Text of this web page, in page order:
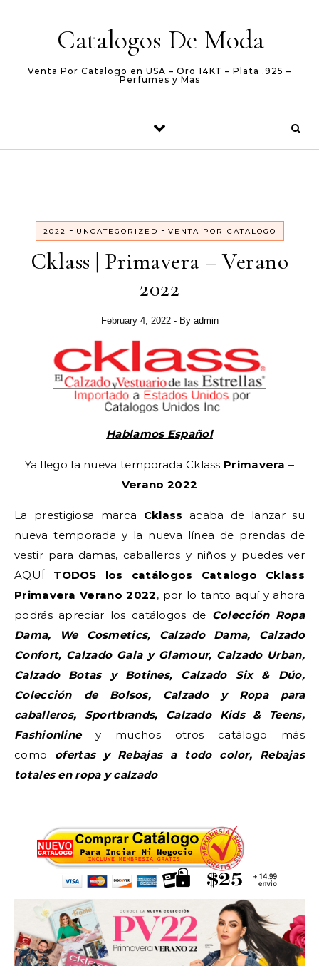
Catalogos De Moda
Venta Por Catalogo en USA – Oro 14KT – Plata .925 –
Perfumes y Mas
2022 - UNCATEGORIZED - VENTA POR CATALOGO
Cklass | Primavera – Verano
2022
February 4, 2022 - By admin
Hablamos Español
Ya llego la nueva temporada Cklass Primavera –
Verano 2022
La prestigiosa marca Cklass acaba de lanzar su
nueva temporada y la nueva línea de prendas de
vestir para damas, caballeros y niños y puedes ver
AQUÍ TODOS los catálogos Catalogo Cklass
Primavera Verano 2022, por lo tanto aquí y ahora
podrás apreciar los catálogos de Colección Ropa
Dama, We Cosmetics, Calzado Dama, Calzado
Confort, Calzado Gala y Glamour, Calzado Urban,
Calzado Botas y Botines, Calzado Six & Dúo,
Colección de Bolsos, Calzado y Ropa para
caballeros, Sportbrands, Calzado Kids & Teens,
Fashionliney muchos otros catálogo más
como ofertas y Rebajas a todo color, Rebajas
totales en ropa y calzado.